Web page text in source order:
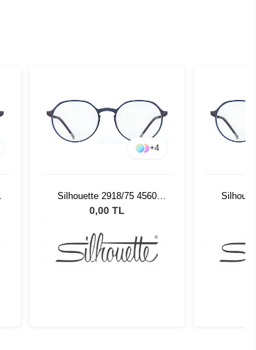
+4
Silhouette 2918/75 4560
49/18
0,00 TL